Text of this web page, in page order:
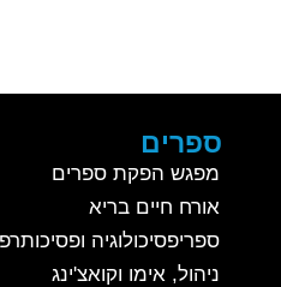
ספרים
מפגש הפקת ספרים
אורח חיים בריא
ספריפסיכולוגיה
ניהול, אימו וקואצ'ינג